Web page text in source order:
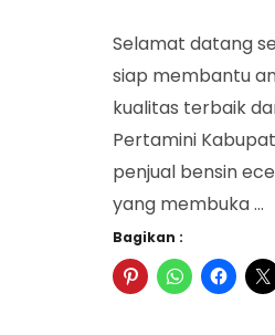
Selamat datang
siap membantu
kualitas terbaik
Pertamini
penjual bensin
yang membuka …
Bagikan :